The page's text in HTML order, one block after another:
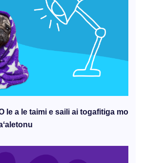
le a le taimi e saili ai togafitiga mo